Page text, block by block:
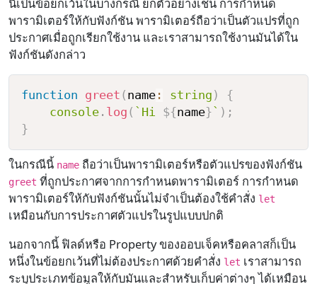
พารามิเตอร์ให้กับฟังก์ชัน พารามิเตอร์ถือว่าเป็นตัวแปรที่ถูก
ประกาศเมื่อถูกเรียกใช้งาน และเราสามารถใช้งานมันได้ใน
ฟังก์ชันดังกล่าว
function greet ( name: string )
{
console. log ( ` Hi ${name} ` ) ;
}
ในกรณีนี้ name ถือว่าเป็นพารามิเตอร์หรือตัวแปรของฟังก์ชัน
greet ที่ถูกประกาศจากการกำหนดพารามิเตอร์ การกำหนด
พารามิเตอร์ให้กับฟังก์ชันนั้นไม่จำเป็นต้องใช้คำสั่ง let
เหมือนกับการประกาศตัวแปรในรูปแบบปกติ
นอกจากนี้ ฟิลด์หรือ Property ของออบเจ็คหรือคลาสก็เป็น
หนึ่งในข้อยกเว้นที่ไม่ต้องประกาศด้วยคำสั่ง let เราสามารถ
ระบุประเภทข้อมูลให้กับมันและสำหรับเก็บค่าต่างๆ ได้เหมือน